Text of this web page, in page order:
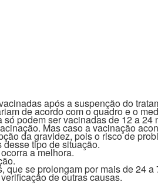
após a suspenção do
de acordo com o quadro e o
podem ser vacinadas de 12 a 24
Mas caso a vacinação
da gravidez, pois o risco de
tipo de situação.
a melhora.
se prolongam por mais de 24
de outras causas.